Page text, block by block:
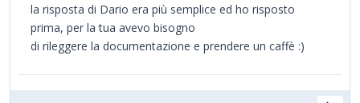
la risposta di Dario era più semplice ed ho risposto
prima, per la tua avevo bisogno
di rileggere la documentazione e prendere un caffè :)